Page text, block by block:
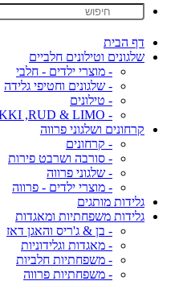
דף הבית
שלגונים וטילונים חלביים
- מוצרי ילדים - חלבי
- שלגונים וחטיפי גלידה
- טילונים
- SVALYA ,YUKKI ,RUD & LIMO
קרחונים ושלגוני פרווה
- קרחונים
- סורבה ושרבט פירות
- שלגוני פרווה
- מוצרי ילדים - פרווה
גלידות מותגים
גלידות משפחתיות ומאגדות
- בן & ג'ריס והאגן דאז
- מאגדות וגלידוניות
- משפחתיות חלביות
- משפחתיות פרווה